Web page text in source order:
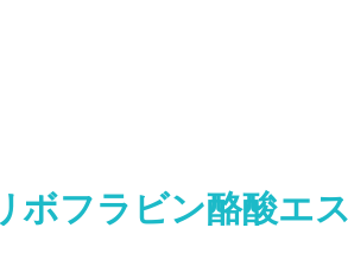
ボフラビン酪酸エ